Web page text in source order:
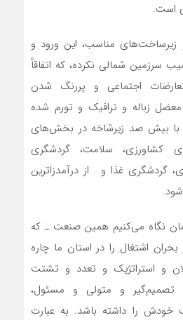
است.
زیرساخت‌های مناسب، این ورود و
سرزمین شمالی نکرده، که اتفاقاً
اجتماعی و پررنگ شدن
زباله و ترافیک و ‌تورم شده
بیش صد زیرشاخه در بخش‌های
کشاورزی، سلامت، گردشگری
گردشگری غذا و… از درآمدزاترین
نگاه می‌کنیم همین صنعت ـ که
اشتغال را در استان ما چاره
و استراتژیک و تعدد و تشتت
تصمیم‌گیر و متولی و مسئول،
خودش را داشته باشد. به عبارت